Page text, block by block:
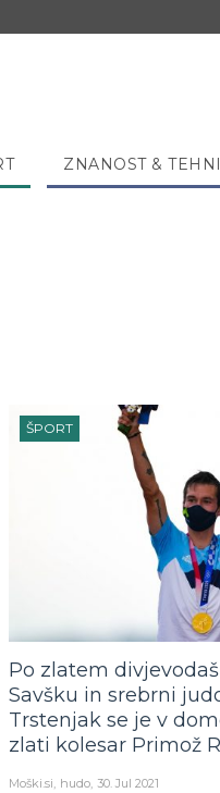
ZNANOST &
ŠPORT
Po zlatem
Savšku in srebrni
Trstenjak se je v
zlati kolesar Primož
Moški.si hudo 30. Jul 2021